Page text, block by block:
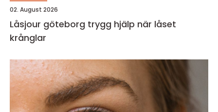
02. August 2026
Låsjour göteborg trygg hjälp när låset
krånglar